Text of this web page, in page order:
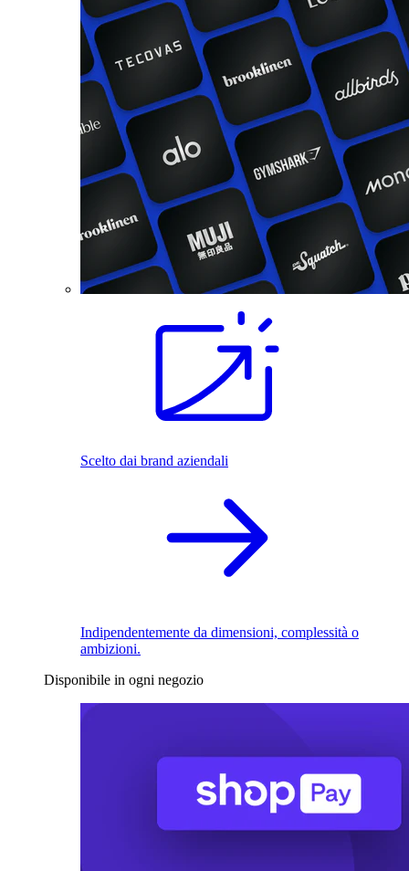
Scelto dai brand aziendali
Indipendentemente da dimensioni, complessità o
ambizioni.
Disponibile in ogni negozio